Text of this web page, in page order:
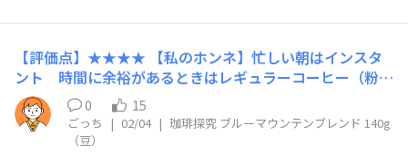
【評価点】★★★★ 【私のホンネ】忙しい朝はインスタ
ント 時間に余裕があるときはレギュラーコーヒー（粉）
派の私でした。 豆から入れるコーヒーに憧れて応募し、
当選させていただいたので手挽きコーヒーミルを購入しま
した。 ゆったり挽いている時の音と手の感触、そして良
0 15
ごっち | 02/04 | 珈琲探究 ブルーマウンテンブレンド 140g
（豆）